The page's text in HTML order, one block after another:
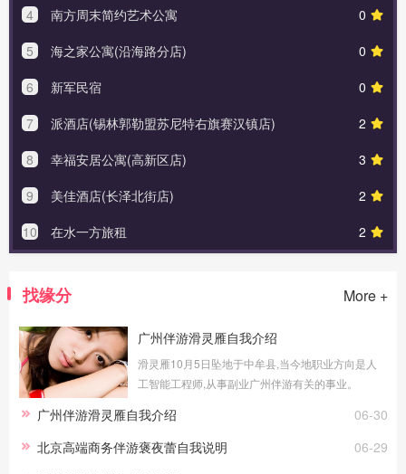
0
4
南方周末简约艺术公寓
0
5
海之家公寓(沿海路分店)
0
6
新军民宿
2
7
派酒店(锡林郭勒盟苏尼特右旗赛汉镇店)
3
8
幸福安居公寓(高新区店)
2
9
美佳酒店(长泽北街店)
2
10 在水一方旅租
找缘分 More +
广州伴游滑灵雁自我介绍
滑灵雁10月5日坠地于中牟县,当今地职业方向是人
工智能工程师,从事副业广州伴游有关的事业。
06-30
广州伴游滑灵雁自我介绍
06-29
北京高端商务伴游褒夜蕾自我说明